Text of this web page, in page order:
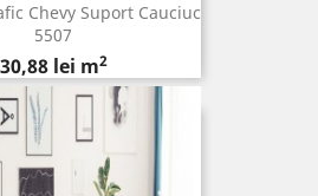
Chevy Suport Cauciuc
5507
Pret
30,88 lei m2